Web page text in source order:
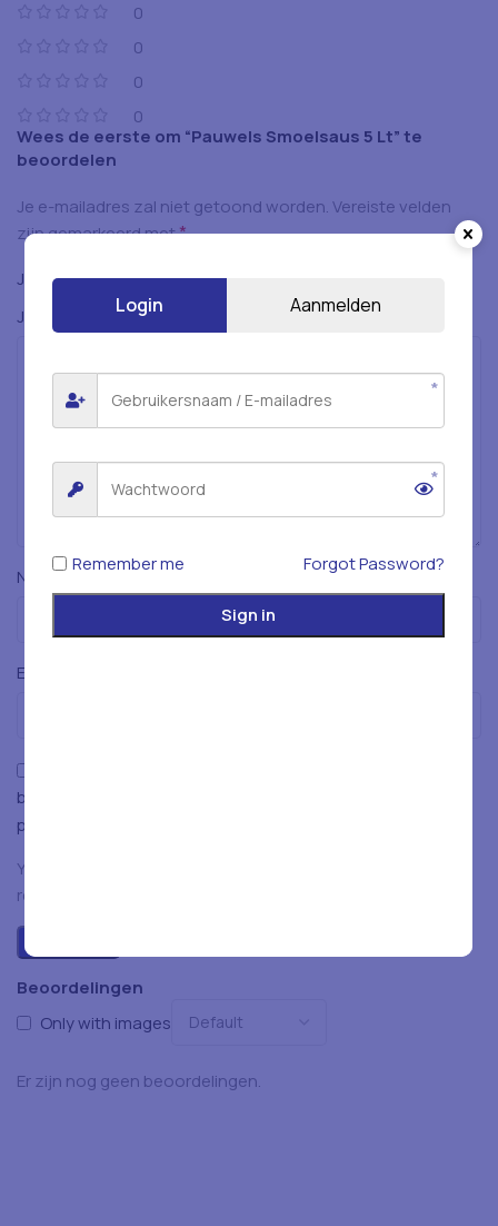
0
0
0
0
Beoordelingen
Only with images
Er zijn nog geen beoordelingen.
Wees de eerste om “Pauwels Smoelsaus 5 Lt” te
beoordelen
Je e-mailadres zal niet getoond worden.Vereiste velden
zijn gemarkeerd met*
Je beoordeling*
Je beoordeling*
Naam*
E-mail
browser voor de volgende keer wanneer ik een reactie
plaats.
You have to be logged in to be able to add photos to your
review.
Login Aanmelden
Remember me Forgot Password?
Sign in